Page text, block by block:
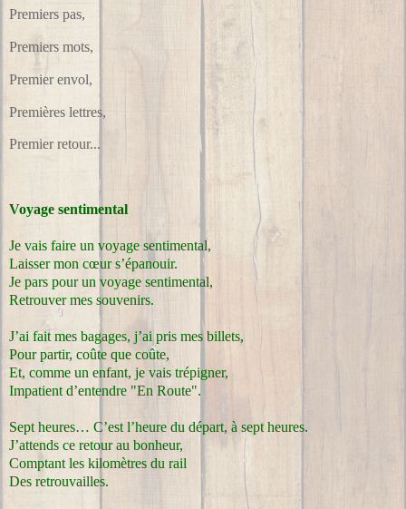
Premiers pas,
Premiers mots,
Premier envol,
Premières lettres,
Premier retour...
Voyage sentimental
Je vais faire un voyage sentimental,
Laisser mon cœur s’épanouir.
Je pars pour un voyage sentimental,
Retrouver mes souvenirs.
J’ai fait mes bagages, j’ai pris mes billets,
Pour partir, coûte que coûte,
Et, comme un enfant, je vais trépigner,
Impatient d’entendre "En Route".
Sept heures… C’est l’heure du départ, à sept heures.
J’attends ce retour au bonheur,
Comptant les kilomètres du rail
Des retrouvailles.